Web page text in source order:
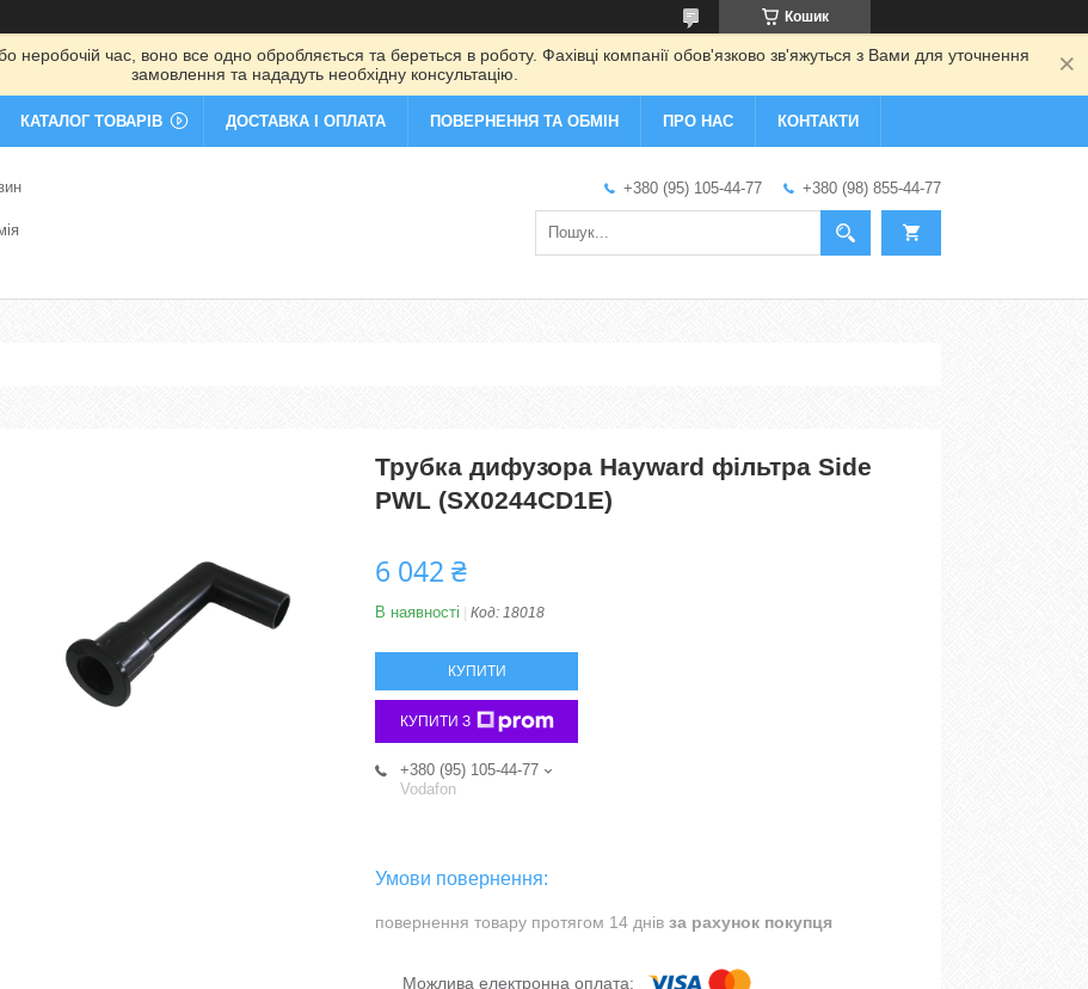
Кошик
неробочій час, воно все одно обробляється та береться в роботу. Фахівці компанії обов'язково зв'яжуться з Вами для уточнення
замовлення та нададуть необхідну консультацію.
КАТАЛОГ ТОВАРІВ ДОСТАВКА І ОПЛАТА ПОВЕРНЕННЯ ТА ОБМІН ПРО НАС КОНТАКТИ
+380 (95) 105-44-77 +380 (98) 855-44-77
Трубка дифузора Hayward фільтра Side
PWL (SX0244CD1E)
6 042 ₴
В наявності Код: 18018
КУПИТИ
КУПИТИ З
+380 (95) 105-44-77
Vodafon
повернення товару протягом 14 днів за рахунок покупця